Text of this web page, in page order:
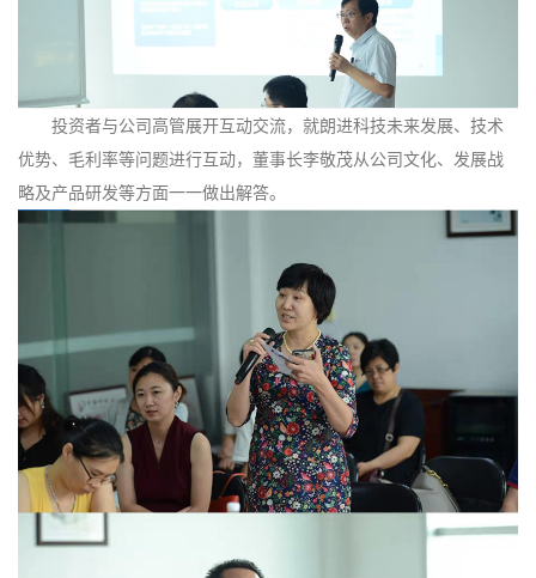
投资者与公司高管展开互动交流，就朗进科技未来发展、技术
优势、毛利率等问题进行互动，董事长李敬茂从公司文化、发展战
略及产品研发等方面一一做出解答。